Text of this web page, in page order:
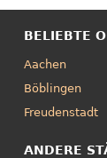
BELIEBTE
Aachen
Böblingen
Freudenstadt
ANDERE